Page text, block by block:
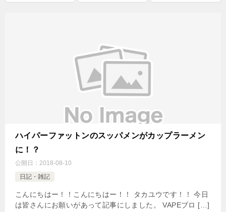
ハイパーファットンのスッパメンがカップラーメン
に！？
公開日： 2018-08-10
日記・雑記
こんにちはー！！こんにちはー！！ タカユウです！！ 今日
は皆さんにお願いがあって記事にしました。 VAPEブロ […]